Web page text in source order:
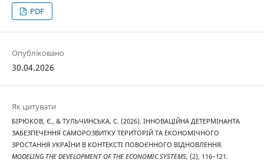
PDF
Опубліковано
30.04.2026
Як цитувати
БІРЮКОВ, Є., & ТУЛЬЧИНСЬКА, С. (2026). ІННОВАЦІЙНА ДЕТЕРМІНАНТА
ЗАБЕЗПЕЧЕННЯ САМОРОЗВИТКУ ТЕРИТОРІЙ ТА ЕКОНОМІЧНОГО
ЗРОСТАННЯ УКРАЇНИ В КОНТЕКСТІ ПОВОЄННОГО ВІДНОВЛЕННЯ.
MODELING THE DEVELOPMENT OF THE ECONOMIC SYSTEMS, (2), 116–121.